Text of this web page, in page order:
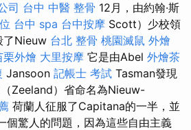
司 台中 中醫 整骨 12月，由約翰·斯
台中 spa 台中按摩 Scott）少校領
了Nieuw 台北 整骨 桃園滅鼠 外燴
栗外燴 大里按摩 它是由Abel 外燴茶
Jansoon 記帳士 考試 Tasman發現
Zeeland）省命名為Nieuw-
荷蘭人征服了Capitana的一半，並
個驚人的問題，因為這些自由主義